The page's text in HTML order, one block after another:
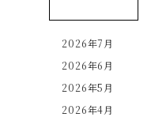
2026年7月
2026年6月
2026年5月
2026年4月